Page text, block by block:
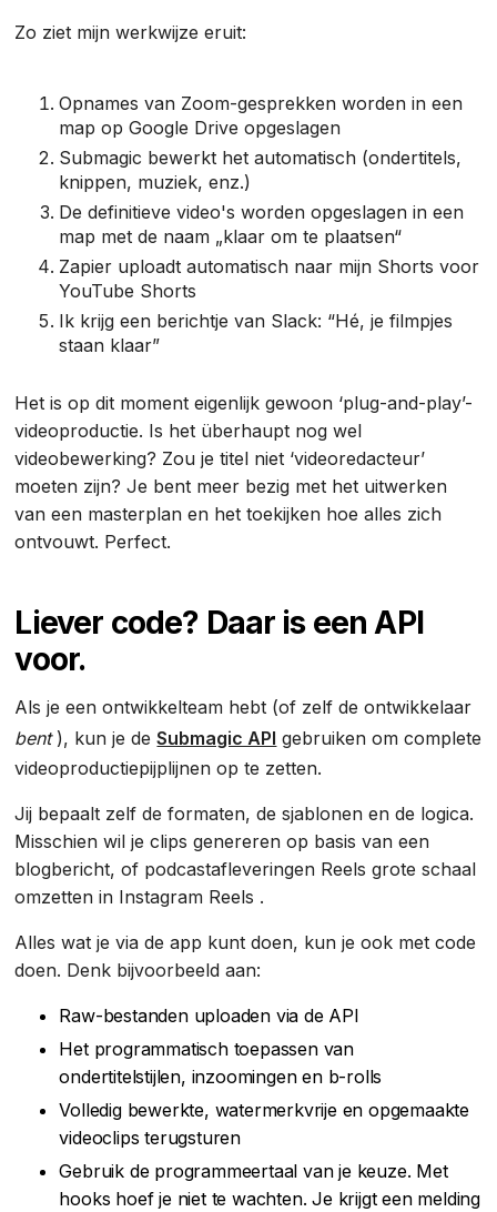
Zo ziet mijn werkwijze eruit:
Opnames van Zoom-gesprekken worden in een
map op Google Drive opgeslagen
Submagic bewerkt het automatisch (ondertitels,
knippen, muziek, enz.)
De definitieve video's worden opgeslagen in een
map met de naam „klaar om te plaatsen“
Zapier uploadt automatisch naar mijn Shorts voor
YouTube Shorts
Ik krijg een berichtje van Slack: “Hé, je filmpjes
staan klaar”
Het is op dit moment eigenlijk gewoon ‘plug-and-play’-
videoproductie. Is het überhaupt nog wel
videobewerking? Zou je titel niet ‘videoredacteur’
moeten zijn? Je bent meer bezig met het uitwerken
van een masterplan en het toekijken hoe alles zich
ontvouwt. Perfect.
Liever code? Daar is een API
voor.
Als je een ontwikkelteam hebt (of zelf de ontwikkelaar
bent), kun je deSubmagic API gebruiken om complete
videoproductiepijplijnen op te zetten.
Jij bepaalt zelf de formaten, de sjablonen en de logica.
Misschien wil je clips genereren op basis van een
blogbericht, of podcastafleveringen Reels grote schaal
omzetten in Instagram Reels .
Alles wat je via de app kunt doen, kun je ook met code
doen. Denk bijvoorbeeld aan:
Raw-bestanden uploaden via de API
Het programmatisch toepassen van
ondertitelstijlen, inzoomingen en b-rolls
Volledig bewerkte, watermerkvrije en opgemaakte
videoclips terugsturen
Gebruik de programmeertaal van je keuze. Met
hooks hoef je niet te wachten. Je krijgt een melding